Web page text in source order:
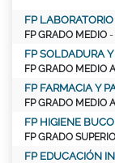
FP LABORATORIO
FP GRADO MEDIO -
FP SOLDADURA
FP GRADO MEDIO
FP FARMACIA Y
FP GRADO MEDIO
FP HIGIENE
FP GRADO
FP EDUCACIÓN